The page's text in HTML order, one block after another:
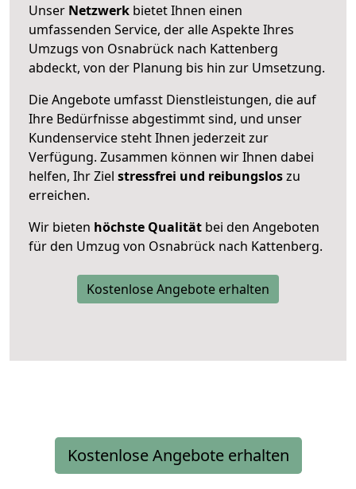
Unser Netzwerk bietet Ihnen einen
umfassenden Service, der alle Aspekte Ihres
Umzugs von Osnabrück nach Kattenberg
abdeckt, von der Planung bis hin zur Umsetzung.
Die Angebote umfasst Dienstleistungen, die auf
Ihre Bedürfnisse abgestimmt sind, und unser
Kundenservice steht Ihnen jederzeit zur
Verfügung. Zusammen können wir Ihnen dabei
helfen, Ihr Ziel stressfrei und reibungsloszu
erreichen.
Wir bieten höchste Qualität bei den Angeboten
für den Umzug von Osnabrück nach Kattenberg.
Kostenlose Angebote erhalten
Kostenlose Angebote erhalten